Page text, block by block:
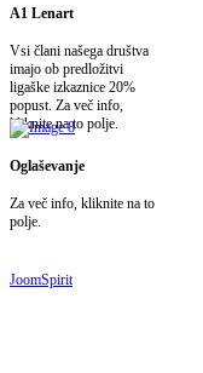
A1 Lenart
Vsi člani našega društva
imajo ob predložitvi
ligaške izkaznice 20%
popust. Za več info,
kliknite na to polje.
Oglaševanje
Za več info, kliknite na to
polje.
JoomSpirit